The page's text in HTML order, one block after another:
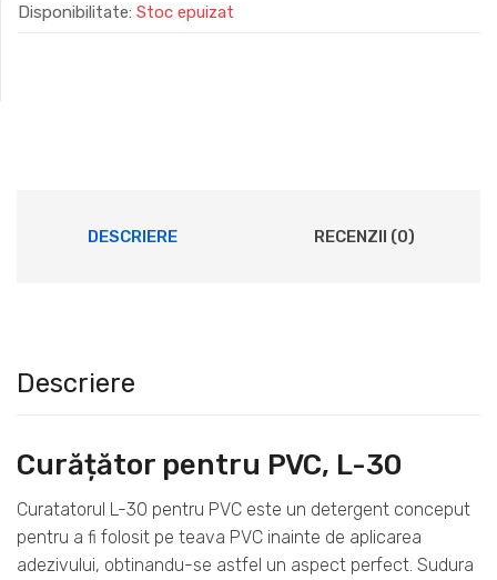
Disponibilitate: Stoc epuizat
DESCRIERE RECENZII (0)
Descriere
Curățător pentru PVC, L-30
Curatatorul L-30 pentru PVC este un detergent conceput
pentru a fi folosit pe teava PVC inainte de aplicarea
adezivului, obtinandu-se astfel un aspect perfect. Sudura